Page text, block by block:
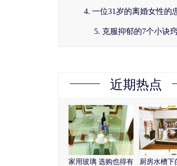
4. 一位31岁的离婚女性的
5. 克服抑郁的7个小诀
近期热点
家用玻璃 选购也得有
厨房水槽下